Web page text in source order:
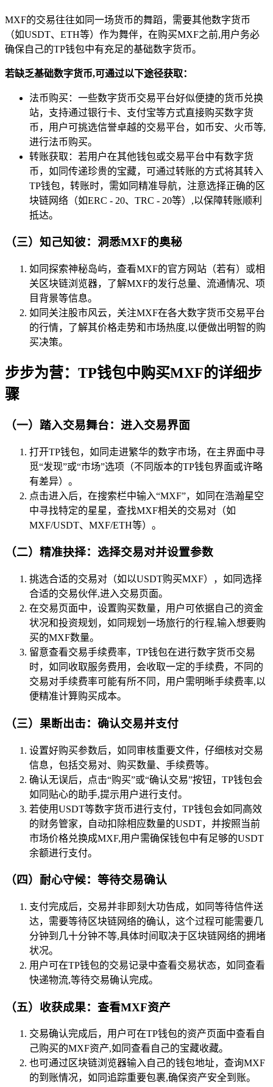
MXF的交易往往如同一场货币的舞蹈，需要其他数字货币
（如USDT、ETH等）作为舞伴，在购买MXF之前,用户务必
确保自己的TP钱包中有充足的基础数字货币。
若缺乏基础数字货币,可通过以下途径获取：
法币购买：一些数字货币交易平台好似便捷的货币兑换
站，支持通过银行卡、支付宝等方式直接购买数字货
币，用户可挑选信誉卓越的交易平台，如币安、火币等,
进行法币购买。
转账获取：若用户在其他钱包或交易平台中有数字货
币，如同传递珍贵的宝藏，可通过转账的方式将其转入
TP钱包，转账时，需如同精准导航，注意选择正确的区
块链网络（如ERC - 20、TRC - 20等）,以保障转账顺利
抵达。
（三）知己知彼：洞悉MXF的奥秘
如同探索神秘岛屿，查看MXF的官方网站（若有）或相
关区块链浏览器，了解MXF的发行总量、流通情况、项
目背景等信息。
如同关注股市风云，关注MXF在各大数字货币交易平台
的行情，了解其价格走势和市场热度,以便做出明智的购
买决策。
步步为营：TP钱包中购买MXF的详细步
骤
（一）踏入交易舞台：进入交易界面
打开TP钱包，如同走进繁华的数字市场，在主界面中寻
觅“发现”或“市场”选项（不同版本的TP钱包界面或许略
有差异）。
点击进入后，在搜索栏中输入“MXF”，如同在浩瀚星空
中寻找特定的星星，查找MXF相关的交易对（如
MXF/USDT、MXF/ETH等）。
（二）精准抉择：选择交易对并设置参数
挑选合适的交易对（如以USDT购买MXF），如同选择
合适的交易伙伴,进入交易页面。
在交易页面中，设置购买数量，用户可依据自己的资金
状况和投资规划，如同规划一场旅行的行程,输入想要购
买的MXF数量。
留意查看交易手续费率，TP钱包在进行数字货币交易
时，如同收取服务费用，会收取一定的手续费，不同的
交易对手续费率可能有所不同，用户需明晰手续费率,以
便精准计算购买成本。
（三）果断出击：确认交易并支付
设置好购买参数后，如同审核重要文件，仔细核对交易
信息，包括交易对、购买数量、手续费等。
确认无误后，点击“购买”或“确认交易”按钮，TP钱包会
如同贴心的助手,提示用户进行支付。
若使用USDT等数字货币进行支付，TP钱包会如同高效
的财务管家，自动扣除相应数量的USDT，并按照当前
市场价格兑换成MXF,用户需确保钱包中有足够的USDT
余额进行支付。
（四）耐心守候：等待交易确认
支付完成后，交易并非即刻大功告成，如同等待信件送
达，需要等待区块链网络的确认，这个过程可能需要几
分钟到几十分钟不等,具体时间取决于区块链网络的拥堵
状况。
用户可在TP钱包的交易记录中查看交易状态，如同查看
快递物流,等待交易确认完成。
（五）收获成果：查看MXF资产
交易确认完成后，用户可在TP钱包的资产页面中查看自
己购买的MXF资产,如同查看自己的宝藏收藏。
也可通过区块链浏览器输入自己的钱包地址，查询MXF
的到账情况，如同追踪重要包裹,确保资产安全到账。